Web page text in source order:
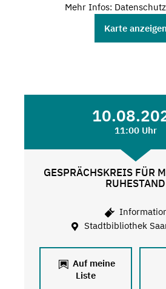
Mehr Infos:
Karte anzeigen
11:00 Uhr
GESPRÄCHSKREIS FÜR
RUHESTAND
Stadtbibliothek
Auf meine
Liste